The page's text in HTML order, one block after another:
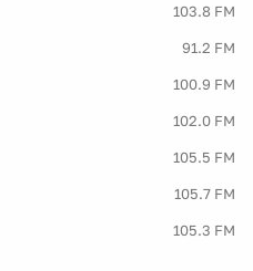
103.8 FM
91.2 FM
100.9 FM
102.0 FM
105.5 FM
105.7 FM
105.3 FM